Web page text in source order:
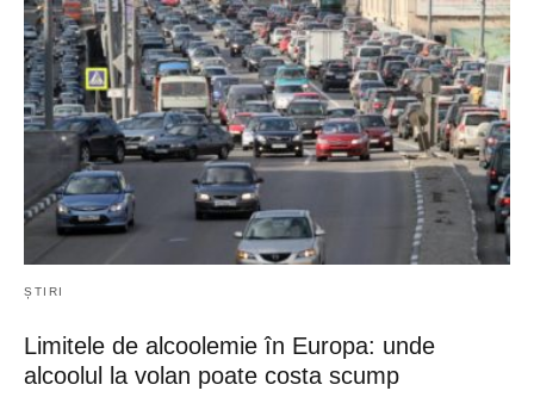
ȘTIRI
Limitele de alcoolemie în Europa: unde
alcoolul la volan poate costa scump